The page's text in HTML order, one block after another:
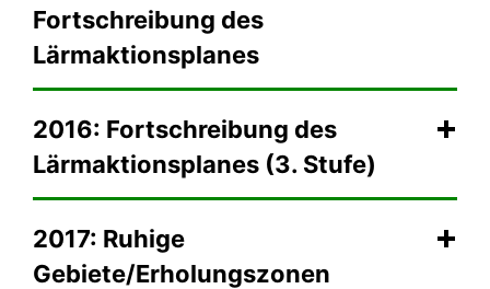
Fortschreibung des
Lärmaktionsplanes
2016: Fortschreibung des
Lärmaktionsplanes (3. Stufe)
2017: Ruhige
Gebiete/Erholungszonen